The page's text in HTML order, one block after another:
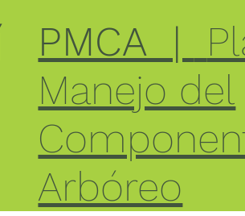
PMCA |
Manejo del
Arbóreo